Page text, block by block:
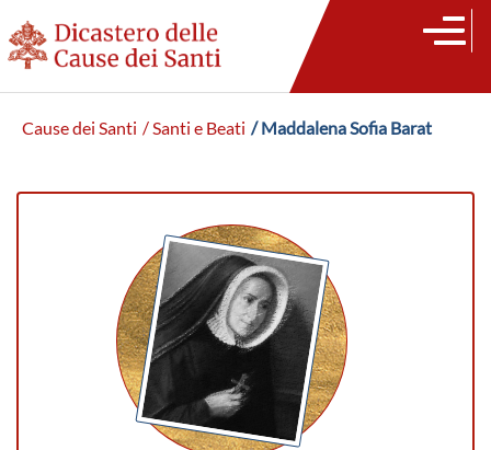
Cause dei Santi / Santi e Beati / Maddalena Sofia Barat